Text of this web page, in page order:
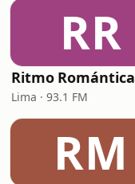
RR
Ritmo Romántica
Lima · 93.1 FM
RM